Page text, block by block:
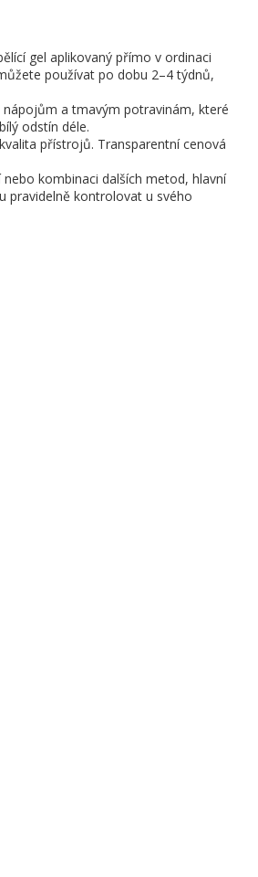
gel aplikovaný přímo v ordinaci
používat po dobu 2–4 týdnů,
a tmavým potravinám, které
odstín déle.
přístrojů. Transparentní cenová
kombinaci dalších metod, hlavní
pravidelně kontrolovat u svého